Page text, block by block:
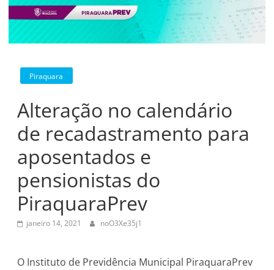
Piraquara
Alteração no calendário
de recadastramento para
aposentados e
pensionistas do
PiraquaraPrev
janeiro 14, 2021 noO3Xe35j1
O Instituto de Previdência Municipal PiraquaraPrev